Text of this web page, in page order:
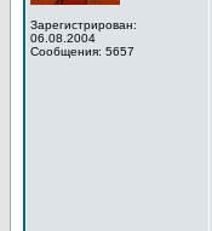
Зарегистрирован:
06.08.2004
Сообщения: 5657